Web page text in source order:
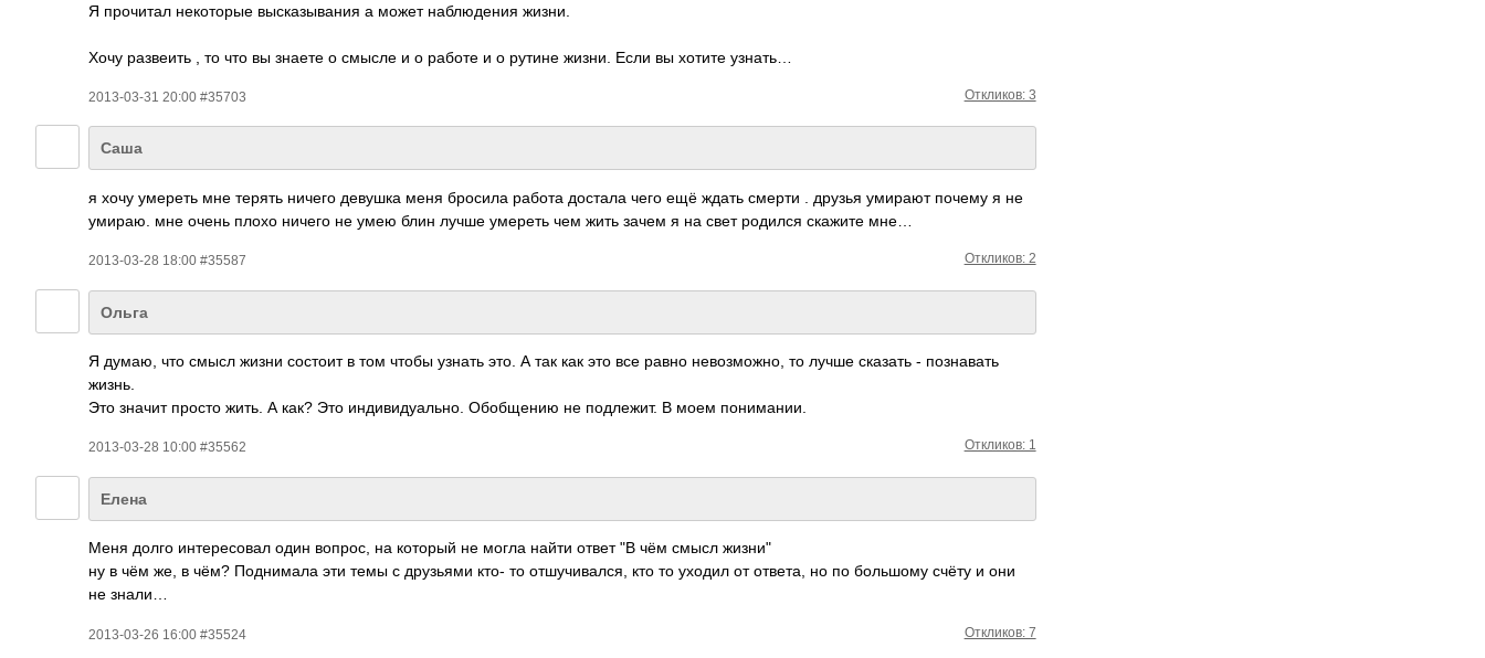
Я прочитал некоторые высказывания а может наблюдения жизни.
Хочу развеить , то что вы знаете о смысле и о работе и о рутине жизни. Если вы хотите узнать…
2013-03-31 20:00 #35703 Откликов: 3
Саша
я хочу умереть мне терять ничего девушка меня бросила работа достала чего ещё ждать смерти . друзья умирают почему я не
умираю. мне очень плохо ничего не умею блин лучше умереть чем жить зачем я на свет родился скажите мне…
2013-03-28 18:00 #35587 Откликов: 2
Ольга
Я думаю, что смысл жизни состоит в том чтобы узнать это. А так как это все равно невозможно, то лучше сказать - познавать
жизнь.
Это значит просто жить. А как? Это индивидуально. Обобщению не подлежит. В моем понимании.
2013-03-28 10:00 #35562 Откликов: 1
Елена
Меня долго интересовал один вопрос, на который не могла найти ответ "В чём смысл жизни"
ну в чём же, в чём? Поднимала эти темы с друзьями кто- то отшучивался, кто то уходил от ответа, но по большому счёту и они
не знали…
2013-03-26 16:00 #35524 Откликов: 7